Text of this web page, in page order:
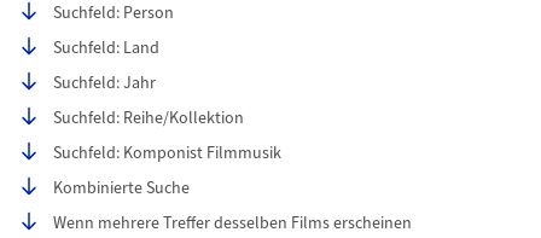
Suchfeld: Person
Suchfeld: Land
Suchfeld: Jahr
Suchfeld: Reihe/Kollektion
Suchfeld: Komponist Filmmusik
Kombinierte Suche
Wenn mehrere Treffer desselben Films erscheinen